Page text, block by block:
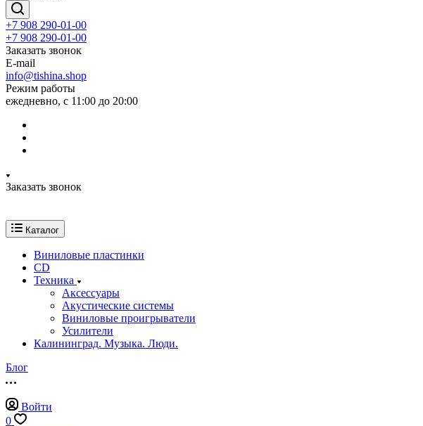
+7 908 290-01-00
+7 908 290-01-00
Заказать звонок
E-mail
info@tishina.shop
Режим работы
ежедневно, с 11:00 до 20:00
Заказать звонок
Каталог
Виниловые пластинки
CD
Техника
Аксессуары
Акустические системы
Виниловые проигрыватели
Усилители
Калининград. Музыка. Люди.
Блог
Войти
0